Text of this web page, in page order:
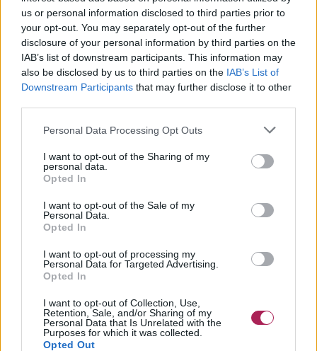
us or personal information disclosed to third parties prior to
your opt-out. You may separately opt-out of the further
disclosure of your personal information by third parties on the
IAB’s list of downstream participants. This information may
also be disclosed by us to third parties on the IAB’s List of
Downstream Participants that may further disclose it to other
Personal Data Processing Opt Outs
I want to opt-out of the Sharing of my
personal data.
Opted In
I want to opt-out of the Sale of my
Personal Data.
Opted In
I want to opt-out of processing my
Personal Data for Targeted Advertising.
Opted In
I want to opt-out of Collection, Use,
Retention, Sale, and/or Sharing of my
Personal Data that Is Unrelated with the
Purposes for which it was collected.
Opted Out